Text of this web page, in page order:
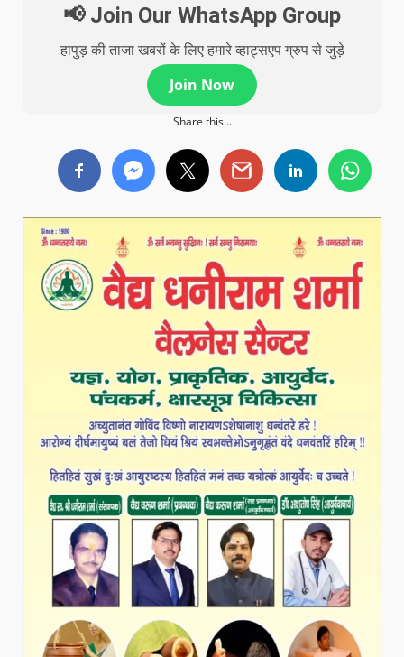
📢 Join Our WhatsApp Group
हापुड़ की ताजा खबरों के लिए हमारे व्हाट्सएप ग्रुप से जुड़े
Join Now
Share this...